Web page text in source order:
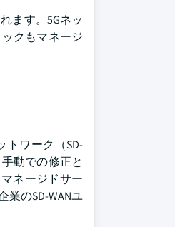
ます。5Gネッ
クもマネージ
トワーク（SD-
動での修正と
ネージドサー
のSD-WANユ